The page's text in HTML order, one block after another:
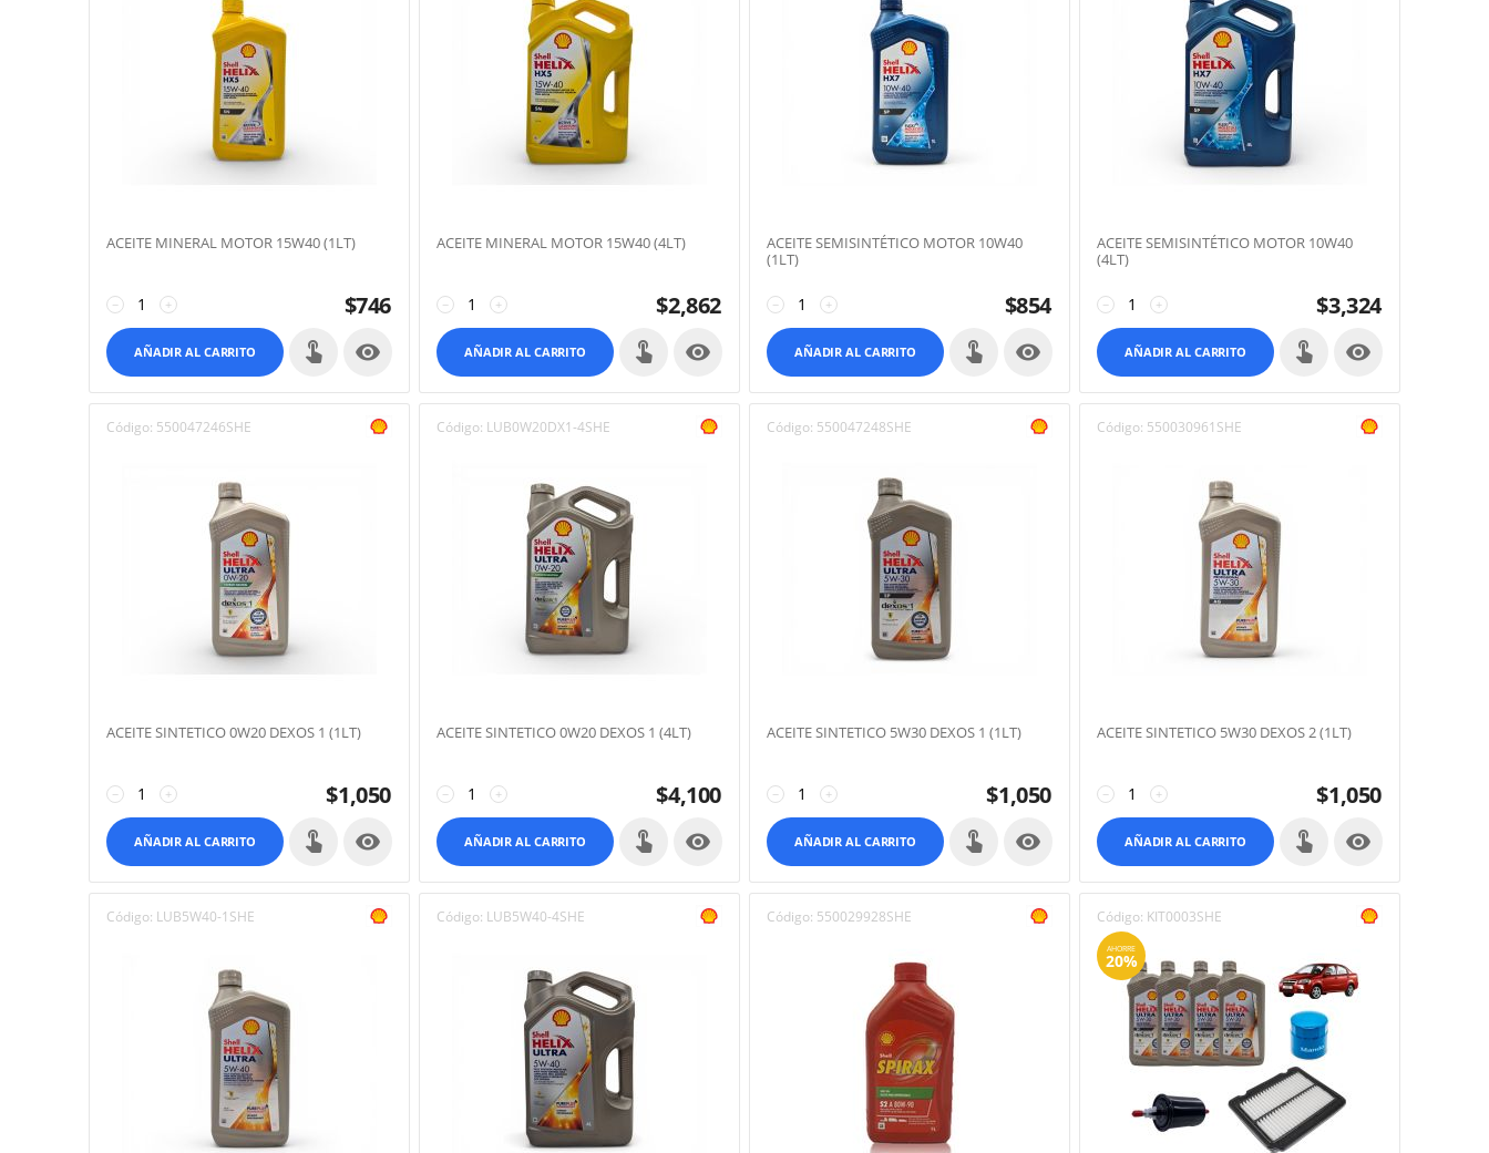
ACEITE MINERAL MOTOR 15W40 (1LT)
+
− $746
AÑADIR AL CARRITO 
ACEITE MINERAL MOTOR 15W40 (4LT)
+
− $2,862
AÑADIR AL CARRITO 
ACEITE SEMISINTÉTICO MOTOR 10W40
(1LT)
+
− $854
AÑADIR AL CARRITO 
ACEITE SEMISINTÉTICO MOTOR 10W40
(4LT)
+
− $3,324
AÑADIR AL CARRITO 
Código: 550047246SHE
ACEITE SINTETICO 0W20 DEXOS 1 (1LT)
+
− $1,050
AÑADIR AL CARRITO 
Código: LUB0W20DX1-4SHE
ACEITE SINTETICO 0W20 DEXOS 1 (4LT)
+
− $4,100
AÑADIR AL CARRITO 
Código: 550047248SHE
ACEITE SINTETICO 5W30 DEXOS 1 (1LT)
+
− $1,050
AÑADIR AL CARRITO 
Código: 550030961SHE
ACEITE SINTETICO 5W30 DEXOS 2 (1LT)
+
− $1,050
AÑADIR AL CARRITO 
Código: LUB5W40-1SHE Código: LUB5W40-4SHE Código: 550029928SHE Código: KIT0003SHE
AHORRE
20%